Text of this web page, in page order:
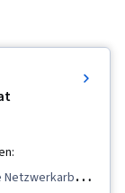
Netzwerkarbeit,